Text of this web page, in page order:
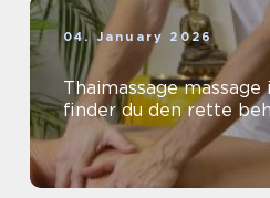
04. January 2026
Thaimassage massage
finder du den rette